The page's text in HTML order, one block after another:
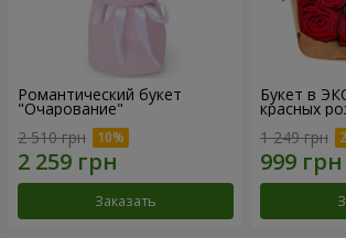
Романтический букет
"Очарование"
2 510 грн
Заказать
Букет в
красных
1 249 грн